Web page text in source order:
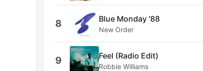
8 Blue Monday '88
New Order
9 Feel (Radio Edit)
Robbie Williams